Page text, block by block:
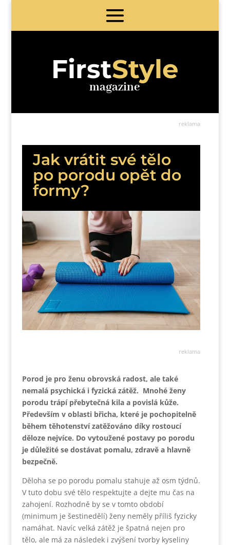
FirstStyle
magazine
reklama
Jak vrátit své tělo
po porodu opět do
formy?
reklama
Porod je pro ženu obrovská radost, ale také
nemalá psychická i fyzická zátěž. Mnohé ženy
porodu trápí přebytečná kila a povislá kůže.
Především v oblasti břicha, které je pochopitelně
během těhotenství zatěžováno díky rostoucí
děloze nejvíce. Do vytoužené postavy po porodu
je důležité se dostávat pomalu, zdravě a hlavně
bezpečně.
Děloha se po porodu pomalu stahuje až osm týdnů.
V tuto dobu své tělo respektujte a dejte mu čas na
zahojení. Rozhodně by se v tomto období
(minimum je šestinedělí) ženy neměly příliš fyzicky
namáhat. Navíc velká zátěž je špatná nejen pro
tělo, ale má za následek i zvýšení tvorby kyseliny